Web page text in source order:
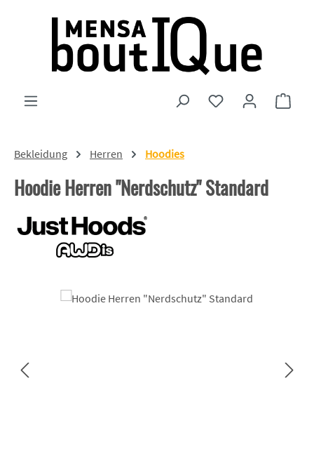
Zum Hauptinhalt springen
Du hast 0
Bekleidung Herren Hoodies
Hoodie Herren "Nerdschutz" Standard
Bildergalerie überspringen